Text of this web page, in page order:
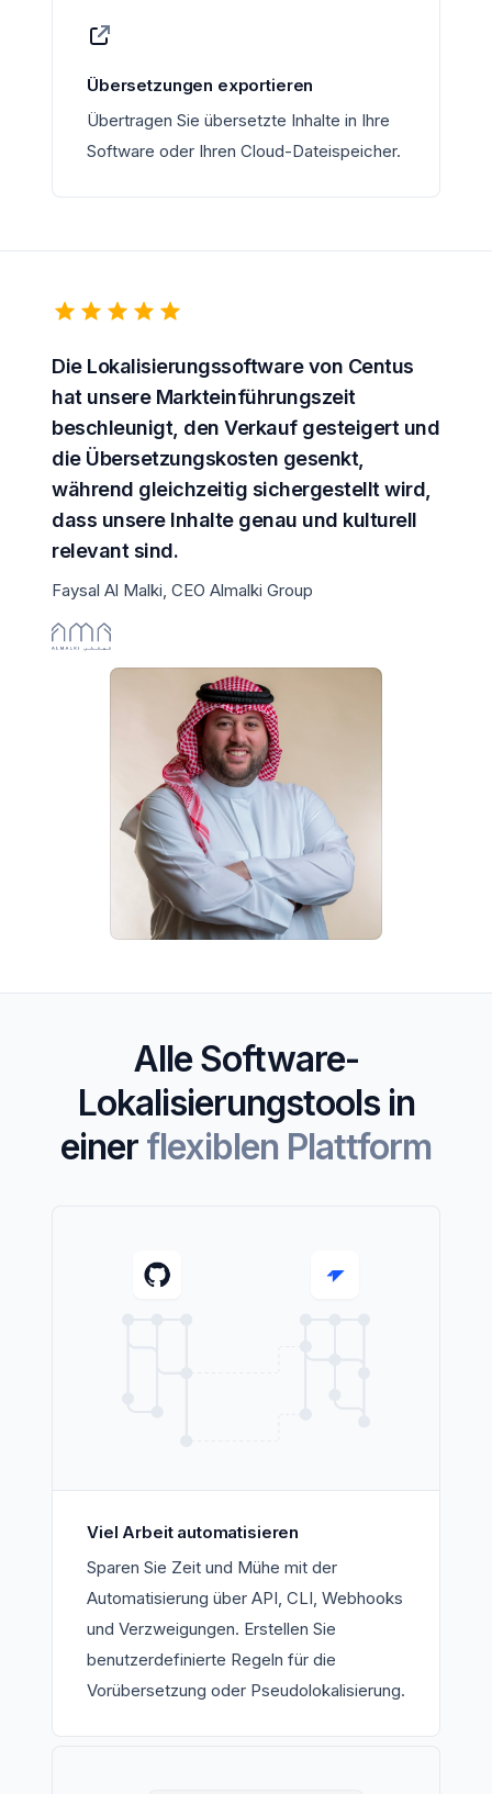
Übersetzungen exportieren
Übertragen Sie übersetzte Inhalte in Ihre
Software oder Ihren Cloud-Dateispeicher.
Die Lokalisierungssoftwarevon Centus
hat unsere Markteinführungszeit
beschleunigt, den Verkauf gesteigert und
die Übersetzungskosten gesenkt,
während gleichzeitig sichergestellt wird,
dass unsere Inhalte genau und kulturell
relevant sind.
Faysal Al Malki, CEO Almalki Group
AlleSoftware-
Lokalisierungstoolsin
einer flexiblen Plattform
Viel Arbeit automatisieren
Sparen Sie Zeit und Mühe mit der
Automatisierung über API, CLI, Webhooks
und Verzweigungen. Erstellen Sie
benutzerdefinierte Regeln für die
Vorübersetzung oder Pseudolokalisierung.